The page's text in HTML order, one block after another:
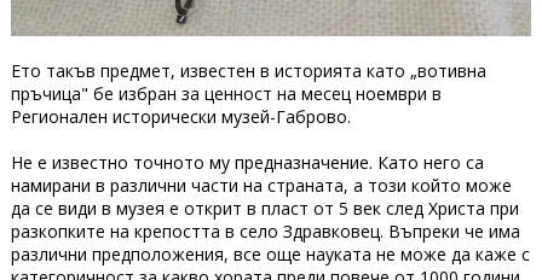
Ето такъв предмет, известен в историята като „вотивна
пръчица" бе избран за ценност на месец ноември в
Регионален исторически музей-Габрово.
Не е известно точното му предназначение. Като него са
намирани в различни части на страната, а този който може
да се види в музея е открит в пласт от 5 век след Христа при
разкопките на крепостта в село Здравковец. Въпреки че има
различни предположения, все още науката не може да каже с